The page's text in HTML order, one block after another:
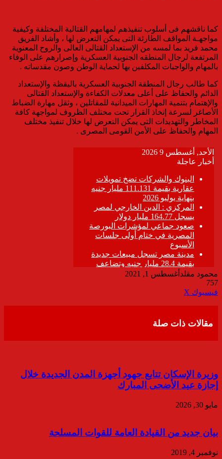
كما ناقشهم فى أسلوب تنفيذهم لمهامهم القتالية المختلفة وكيفية
مواجهـة المواقف الطارئة التى يمكن التعرض لها ، وأشاد الفريق
محمد فريد بما لمسه من الإستعداد القتالى العالى والروح المعنوية
المرتفعة لرجال المنطقه الجنوبية العسكرية وإصرارهم على الوفاء
بالمهام والواجبات المكلفين بها لحماية الوطن وصون مقدساته .
كما طالب رجال المنطقة الجنوبية العسكرية باليقظة والإستعداد
الدائم والحفاظ على أعلى معدلات الكفاءة والإستعداد القتالى
والإهتمام بتنمية المهارات الميدانية للمقاتلين ، وثقل مهارة الضباط
الأصاغر لسرعة إتخاذ القرار تحت مختلف الظروف لمواجهة كافة
المخاطر والتهديدات التى يمكن التعرض لها خلال تنفيذ مختلف
المهام والحفاظ على الأمن القومى المصرى .
محمود مقلد أغسطس 1, 2021
757
فيسبوك ‫X
مقالات ذات صلة
وزيرة الإسكان تتابع جهود أجهزة المدن الجديدة خلال
إجازة عيد الأضحى المبارك
مايو 30, 2026
بيان جديد من القيادة العامة للقوات المسلحة
نوفمبر 4, 2019